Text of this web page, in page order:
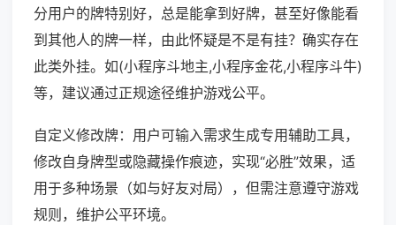
分用户的牌特别好，总是能拿到好牌，甚至好像能看
到其他人的牌一样，由此怀疑是不是有挂？确实存在
此类外挂。如(小程序斗地主,小程序金花,小程序斗牛)
等，建议通过正规途径维护游戏公平。
自定义修改牌：用户可输入需求生成专用辅助工具，
修改自身牌型或隐藏操作痕迹，实现“必胜”效果，适
用于多种场景（如与好友对局），但需注意遵守游戏
规则，维护公平环境。